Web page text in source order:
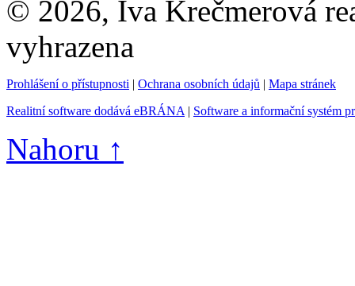
© 2026, Iva Krečmerová
vyhrazena
Prohlášení o přístupnosti | Ochrana osobních údajů | Mapa stránek
Realitní software dodává eBRÁNA | Software a informační systém
Nahoru ↑